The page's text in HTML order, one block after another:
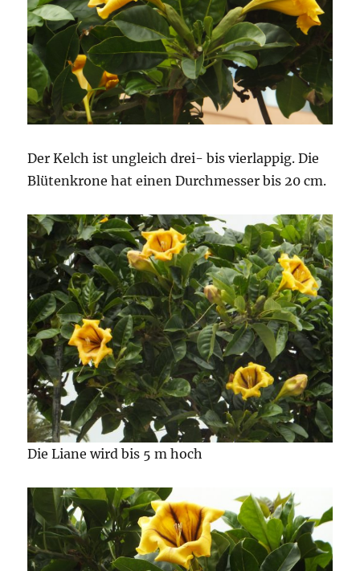
Der Kelch ist ungleich drei- bis vierlappig. Die
Blütenkrone hat einen Durchmesser bis 20 cm.
Die Liane wird bis 5 m hoch